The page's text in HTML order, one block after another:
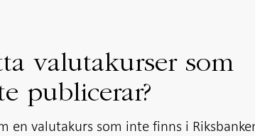
valutakurser som
publicerar?
en valutakurs som inte finns i